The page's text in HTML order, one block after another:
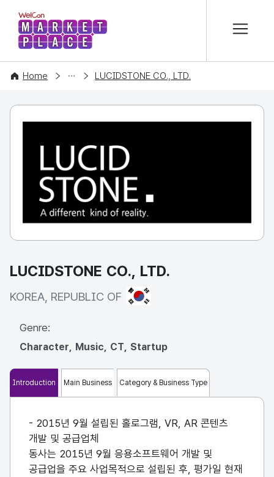
WelCon MARKETPLACE
Home
COMPANY LUCIDSTONE CO., LTD.
LUCIDSTONE CO., LTD.
KOREA, REPUBLIC OF KOREA, REPUBLIC OF
Genre:
Character, Music, CT, Startup
Introduction Main Business Category & Business Type
- 2015년 9월 설립된 홀로그램, VR, AR 콘텐츠
개발 및 공급업체
동사는 2015년 9월 응용소프트웨어 개발 및
공급업을 주요 사업목적으로 설립된 후, 평가일 현재